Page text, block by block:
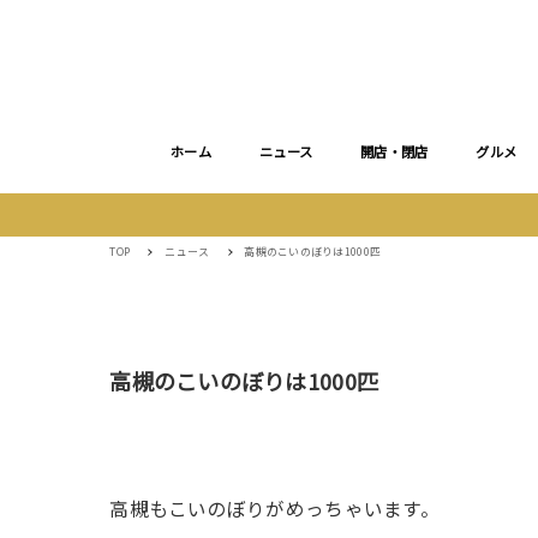
ホーム ニュース 開店・閉店 グルメ
TOP ニュース 高槻のこいのぼりは1000匹
高槻のこいのぼりは1000匹
高槻もこいのぼりがめっちゃいます。